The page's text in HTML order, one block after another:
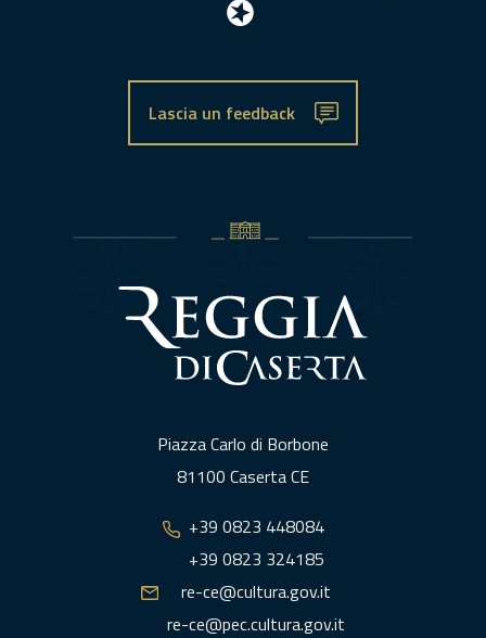
Lascia un feedback
Piazza Carlo di Borbone
81100 Caserta CE
+39 0823 448084
+39 0823 324185
re-ce@cultura.gov.it
re-ce@pec.cultura.gov.it